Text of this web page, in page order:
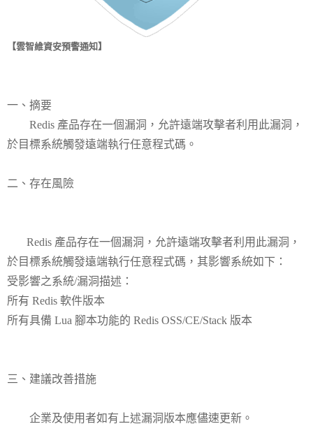
【雲智維資安預警通知】
一、摘要
Redis 產品存在一個漏洞，允許遠端攻擊者利用此漏洞，
於目標系統觸發遠端執行任意程式碼。
二、存在風險
Redis 產品存在一個漏洞，允許遠端攻擊者利用此漏洞，
於目標系統觸發遠端執行任意程式碼，其影響系統如下：
受影響之系統/漏洞描述：
所有 Redis 軟件版本
所有具備 Lua 腳本功能的 Redis OSS/CE/Stack 版本
三、建議改善措施
企業及使用者如有上述漏洞版本應儘速更新。